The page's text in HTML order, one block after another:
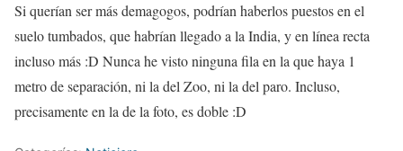
Si querían ser más demagogos, podrían haberlos puestos en el
suelo tumbados, que habrían llegado a la India, y en línea recta
incluso más :D Nunca he visto ninguna fila en la que haya 1
metro de separación, ni la del Zoo, ni la del paro. Incluso,
precisamente en la de la foto, es doble :D